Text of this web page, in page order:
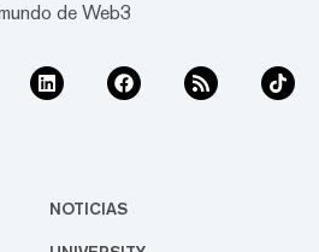
de Web3
NOTICIAS